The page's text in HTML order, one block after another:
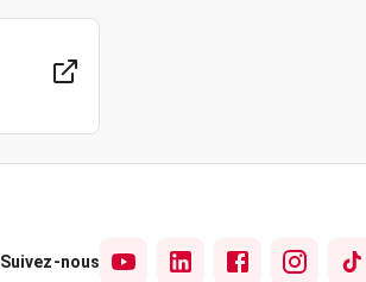
Suivez-nous